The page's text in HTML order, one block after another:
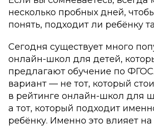
несколько пробных дней,
понять, подходит ли ребёнку
Сегодня существует много
онлайн-школ для детей,
предлагают обучение по
вариант — не тот, который
в рейтинге онлайн-школ для
а тот, который подходит
ребёнку. Именно это влияет на